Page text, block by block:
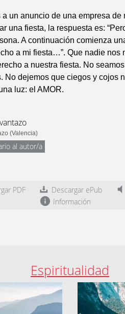
un anuncio de una empresa
una fiesta, la respuesta es:
A continuación comienza
a mi fiesta…”. Que nadie nos
a nuestra fiesta. No
No dejemos que ciegos y cojos
luz: el AMOR.
(Valencia)
al autor/a
PDF Descargar ePub
Información
Espiritualidad